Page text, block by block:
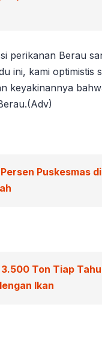
perikanan Berau
ini, kami
keyakinannya
Puskesmas
Ton Tiap
Ikan